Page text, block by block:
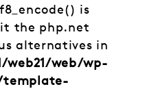
is
the php.net
alternatives in
web/wp-